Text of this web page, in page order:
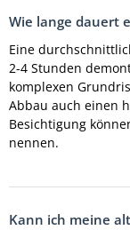
Wie lange dauert
Eine
2-4 Stunden
komplexen
Abbau auch einen
Besichtigung
nennen.
Kann ich meine